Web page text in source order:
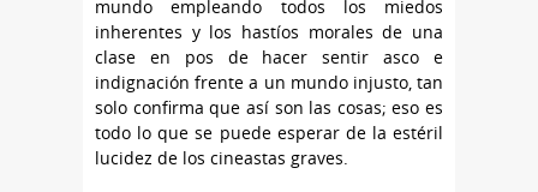
mundo empleando todos los miedos
inherentes y los hastíos morales de una
clase en pos de hacer sentir asco e
indignación frente a un mundo injusto, tan
solo confirma que así son las cosas; eso es
todo lo que se puede esperar de la estéril
lucidez de los cineastas graves.